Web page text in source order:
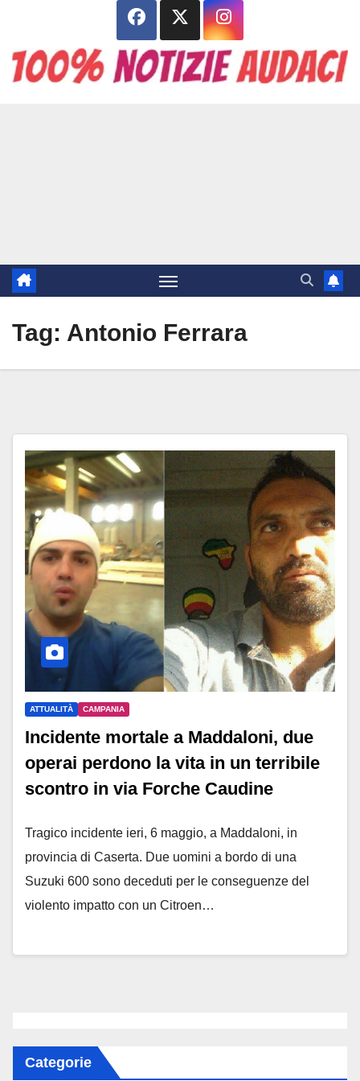
contenuto
Tag: Antonio Ferrara
ATTUALITÀ CAMPANIA
Incidente mortale a Maddaloni, due
operai perdono la vita in un terribile
scontro in via Forche Caudine
Tragico incidente ieri, 6 maggio, a Maddaloni, in
provincia di Caserta. Due uomini a bordo di una
Suzuki 600 sono deceduti per le conseguenze del
violento impatto con un Citroen…
Categorie